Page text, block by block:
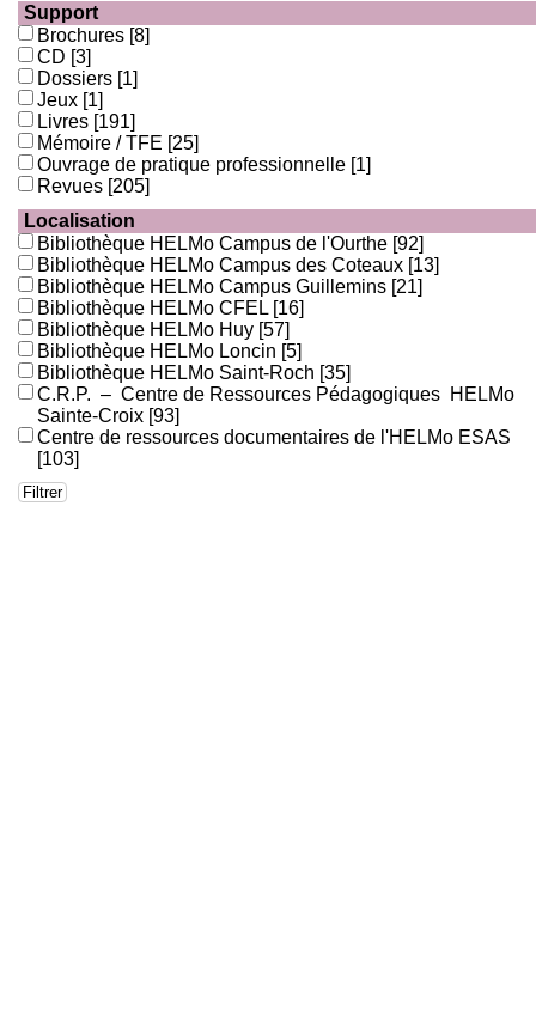
Support
Brochures [8]
CD [3]
Dossiers [1]
Jeux [1]
Livres [191]
Mémoire / TFE [25]
Ouvrage de pratique professionnelle [1]
Revues [205]
Localisation
Bibliothèque HELMo Campus de l'Ourthe [92]
Bibliothèque HELMo Campus des Coteaux [13]
Bibliothèque HELMo Campus Guillemins [21]
Bibliothèque HELMo CFEL [16]
Bibliothèque HELMo Huy [57]
Bibliothèque HELMo Loncin [5]
Bibliothèque HELMo Saint-Roch [35]
C.R.P. – Centre de Ressources Pédagogiques HELMo
Sainte-Croix [93]
Centre de ressources documentaires de l'HELMo ESAS
[103]